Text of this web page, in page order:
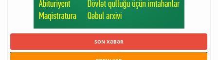
SON XƏBƏR